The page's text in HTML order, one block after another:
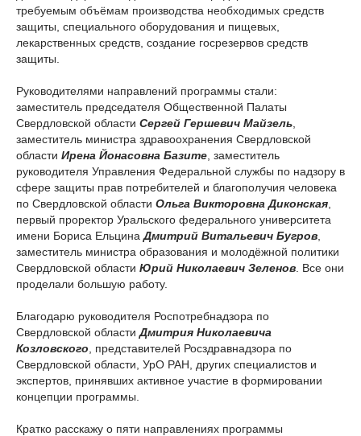
требуемым объёмам производства необходимых средств
защиты, специального оборудования и пищевых,
лекарственных средств, создание госрезервов средств
защиты.
Руководителями направлений программы стали:
заместитель председателя Общественной Палаты
Свердловской области Сергей Гершевич Майзель
заместитель министра здравоохранения Свердловской
области Ирена Йонасовна Базите , заместитель
руководителя Управления Федеральной службы по надзору в
сфере защиты прав потребителей и благополучия человека
по Свердловской области Ольга Викторовна Диконская
первый проректор Уральского федерального университета
имени Бориса ЕльцинаДмитрий Витальевич Бугров
заместитель министра образования и молодёжной политики
Свердловской области Юрий Николаевич Зеленов . Все они
проделали большую работу.
Благодарю руководителя Роспотребнадзора по
Свердловской областиДмитрия Николаевича
Козловского , представителей Росздравнадзора по
Свердловской области, УрО РАН, других специалистов и
экспертов, принявших активное участие в формировании
концепции программы.
Кратко расскажу о пяти направлениях программы